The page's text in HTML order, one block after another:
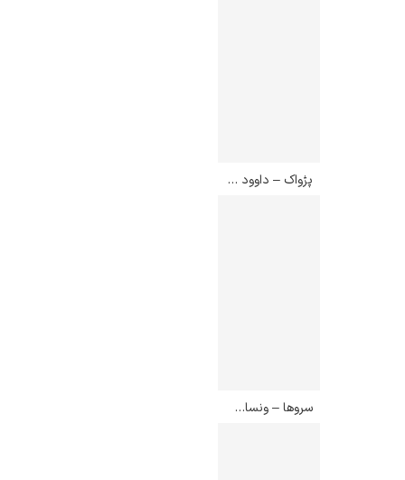
پرفروش‌ترین
تابلوها
پژواک – داوود امدادیان
سروها – ونسان ون گوگ